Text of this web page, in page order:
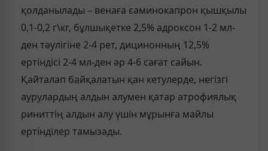
қолданылады – венаға εаминокапрон қышқылы
0,1-0,2 г\кг, бұлшықетке 2,5% адроксон 1-2 мл-
ден тәулігіне 2-4 рет, дицинонның 12,5%
ертіндісі 2-4 мл-ден әр 4-6 сағат сайын.
Қайталап байқалатын қан кетулерде, негізгі
аурулардың алдын алумен қатар атрофиялық
риниттің алдын алу үшін мұрынға майлы
ертінділер тамызады.